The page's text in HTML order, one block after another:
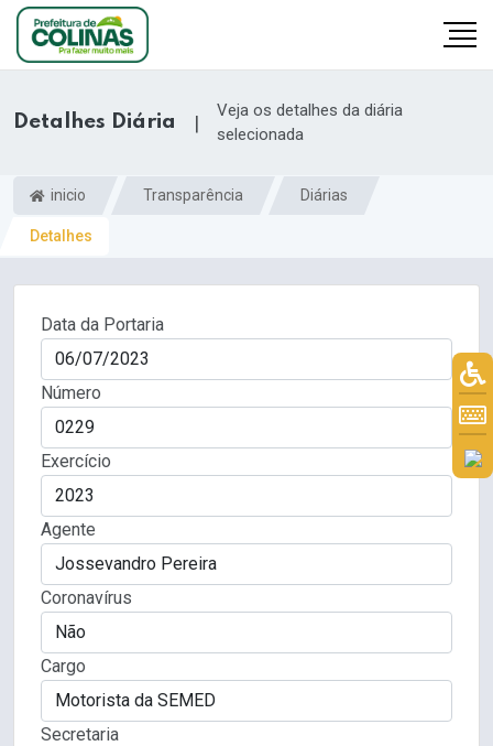
Detalhes Diária |
Veja os detalhes da diária
selecionada
inicio Transparência Diárias
Detalhes
Data da Portaria
Número
Exercício
Agente
Coronavírus
Cargo
Secretaria